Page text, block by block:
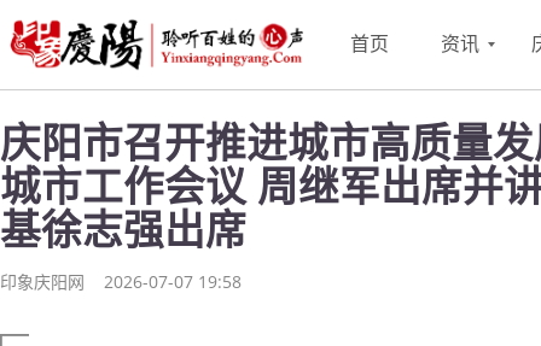
首页 资讯
庆阳市召开推进城市高质量
城市工作会议 周继军出席并
基徐志强出席
印象庆阳网 2026-07-07 19:58